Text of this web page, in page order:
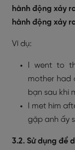
hành động xảy
hành động xảy
Ví dụ:
I went to
mother had
bạn sau khi
I met him
gặp anh ấy
3.2. Sử dụng để